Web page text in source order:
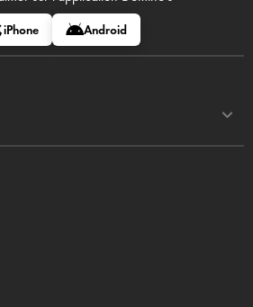
iPhone Android